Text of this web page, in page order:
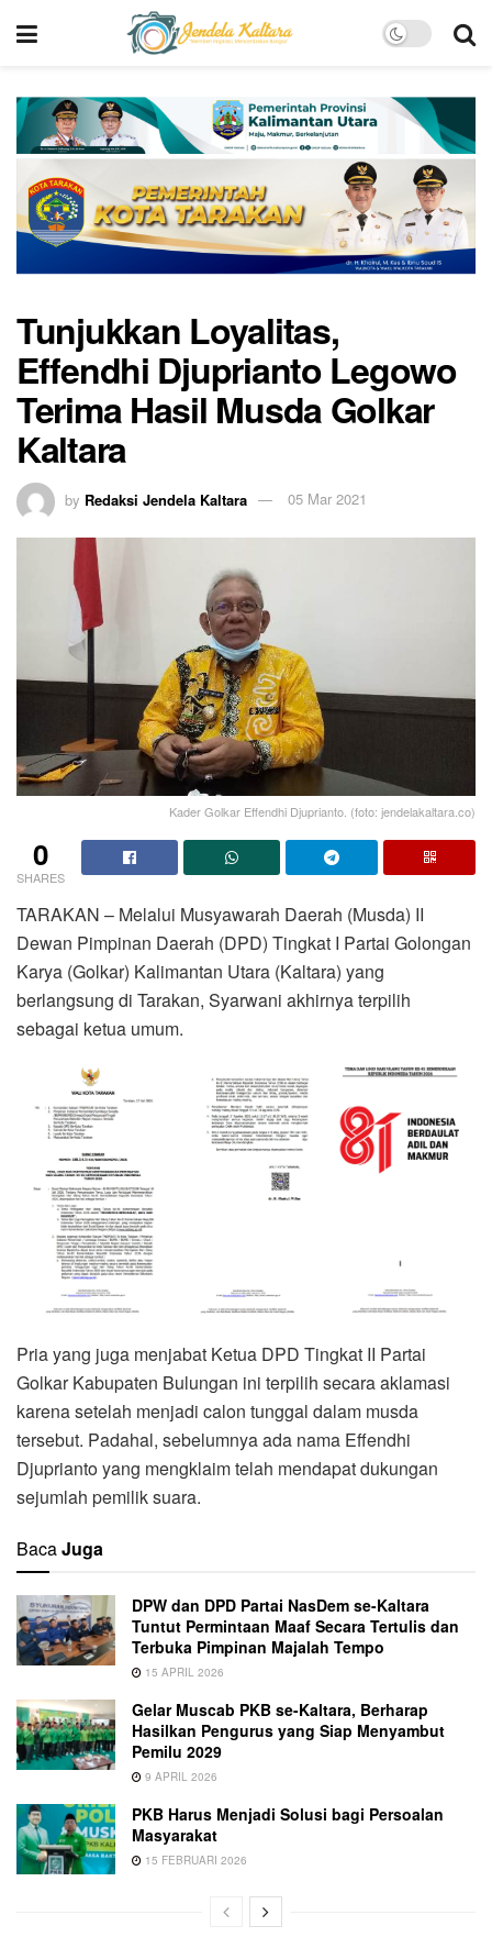
Tunjukkan Loyalitas,
Effendhi Djuprianto Legowo
Terima Hasil Musda Golkar
Kaltara
by Redaksi Jendela Kaltara 05 Mar 2021
Kader Golkar Effendhi Djuprianto. (foto: jendelakaltara.co)
0
SHARES
TARAKAN – Melalui Musyawarah Daerah (Musda) II
Dewan Pimpinan Daerah (DPD) Tingkat I Partai Golongan
Karya (Golkar) Kalimantan Utara (Kaltara) yang
berlangsung di Tarakan, Syarwani akhirnya terpilih
sebagai ketua umum.
Pria yang juga menjabat Ketua DPD Tingkat II Partai
Golkar Kabupaten Bulungan ini terpilih secara aklamasi
karena setelah menjadi calon tunggal dalam musda
tersebut. Padahal, sebelumnya ada nama Effendhi
Djuprianto yang mengklaim telah mendapat dukungan
sejumlah pemilik suara.
BacaJuga
DPW dan DPD Partai NasDem se-Kaltara
Tuntut Permintaan Maaf Secara Tertulis dan
Terbuka Pimpinan Majalah Tempo
15 APRIL 2026
Gelar Muscab PKB se-Kaltara, Berharap
Hasilkan Pengurus yang Siap Menyambut
Pemilu 2029
9 APRIL 2026
PKB Harus Menjadi Solusi bagi Persoalan
Masyarakat
15 FEBRUARI 2026